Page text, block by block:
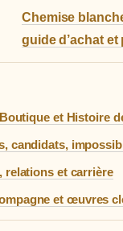
Chemise
guide d’achat et
et Histoire
candidats,
relations et carrière
et œuvres